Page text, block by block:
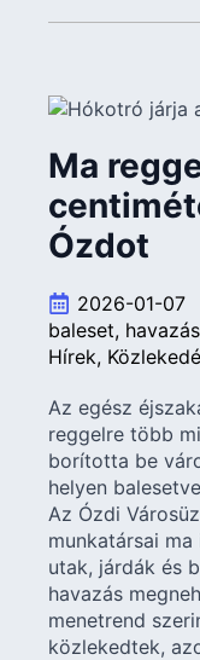
Ma
Ózdot
2026-01-07
baleset havazás
Hírek
Az egész
reggelre több
borította be
helyen
Az Ózdi
munkatársai
utak, járdák és
havazás
menetrend
közlekedtek,